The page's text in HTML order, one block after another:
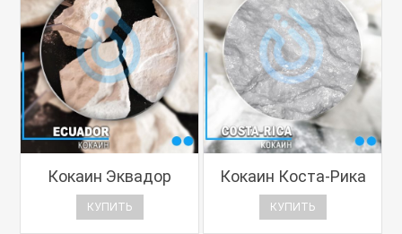
Кокаин Эквадор
КУПИТЬ
Кокаин Коста-Рика
КУПИТЬ